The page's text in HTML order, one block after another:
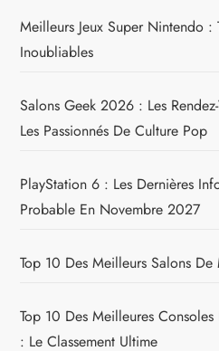
Meilleurs Jeux Super Nintendo :
Inoubliables
Salons Geek 2026 : Les
Les Passionnés De Culture Pop
PlayStation 6 : Les Dernières
Probable En Novembre 2027
Top 10 Des Meilleurs Salons
Top 10 Des Meilleures Consoles
: Le Classement Ultime